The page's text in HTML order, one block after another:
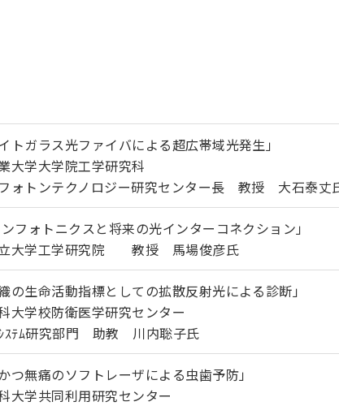
トガラス光ファイバによる超広帯域光発生」
学大学院工学研究科
テクノロジー研究センター長 教授 大石泰丈
フォトニクスと将来の光インターコネクション」
大学工学研究院 教授 馬場俊彦氏
生命活動指標としての拡散反射光による診断」
学校防衛医学研究センター
究部門 助教 川内聡子氏
無痛のソフトレーザによる虫歯予防」
学共同利用研究センター